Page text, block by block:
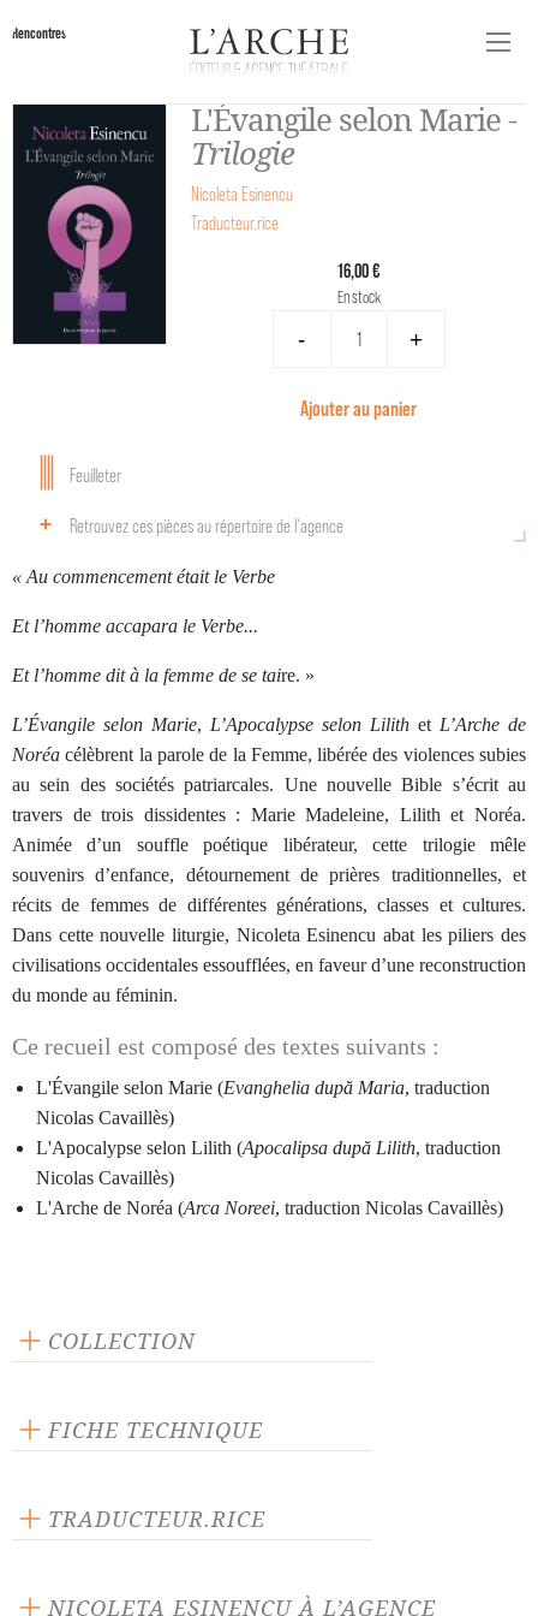
Rencontres
L'Évangile selon Marie -
Trilogie
Nicoleta Esinencu
Traducteur.rice
16,00 €
En stock
- +
Ajouter au panier
Feuilleter
Retrouvez ces pièces au répertoire de l‘agence
« Au commencement était le Verbe
Et l’homme accapara le Verbe...
Et l’homme dit à la femme de se taire. »
L’Évangile selon Marie, L’Apocalypse selon Lilith et L’Arche de
Noréa célèbrent la parole de la Femme, libérée des violences subies
au sein des sociétés patriarcales. Une nouvelle Bible s’écrit au
travers de trois dissidentes : Marie Madeleine, Lilith et Noréa.
Animée d’un souffle poétique libérateur, cette trilogie mêle
souvenirs d’enfance, détournement de prières traditionnelles, et
récits de femmes de différentes générations, classes et cultures.
Dans cette nouvelle liturgie, Nicoleta Esinencu abat les piliers des
civilisations occidentales essoufflées, en faveur d’une reconstruction
du monde au féminin.
Ce recueil est composé des textes suivants :
L'Évangile selon Marie (Evanghelia după Maria, traduction
Nicolas Cavaillès)
L'Apocalypse selon Lilith (Apocalipsa după Lilith, traduction
Nicolas Cavaillès)
L'Arche de Noréa (Arca Noreei, traduction Nicolas Cavaillès)
COLLECTION
FICHE TECHNIQUE
176 pages
Prix : 16.00 €
ISBN : 9782851819826
TRADUCTEUR.RICE
NICOLETA ESINENCU À L’AGENCE